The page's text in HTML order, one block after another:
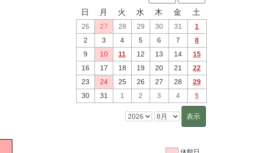
日 月 火 水 木 金 土
26 27 28 29 30 31
1
2
3 4 5 6 7
8
9
10 11 12 13 14
15
16
17 18 19 20 21
22
23
24 25 26 27 28
29
30
31 1 2 3 4 5